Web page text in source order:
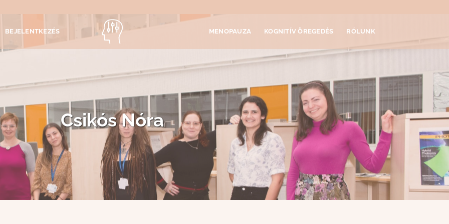
BEJELENTKEZÉS MENOPAUZA KOGNITÍV ÖREGEDÉS RÓLUNK
Csikós Nóra